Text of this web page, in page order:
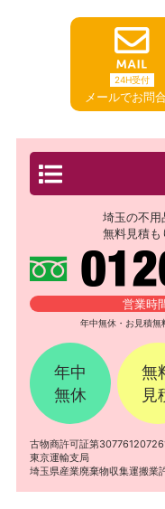
24H受付
メールでお問
埼玉の不用
無料見積も
営業時
年中無休・お見積無
年中
無休
無
見
古物商許可証第
東京運輸支局
埼玉県産業廃棄物収集運搬